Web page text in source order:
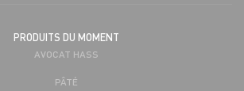
PRODUITS DU MOMENT
AVOCAT HASS
PÂTÉ